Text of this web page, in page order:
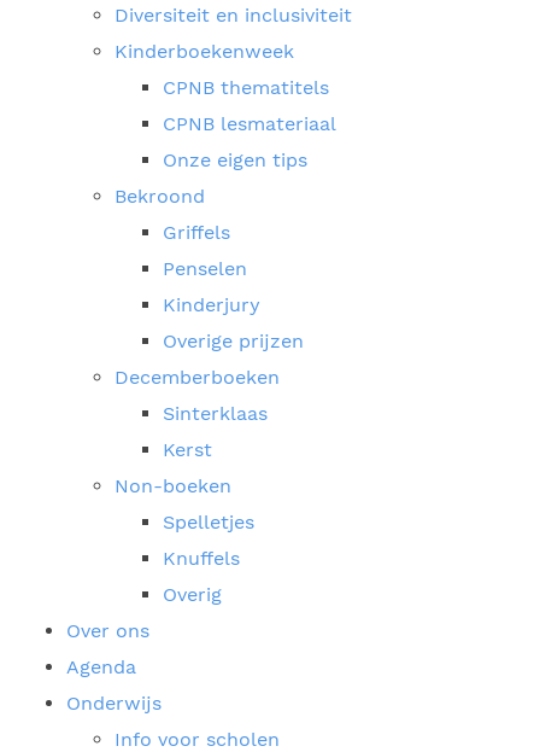
Diversiteit en inclusiviteit
Kinderboekenweek
CPNB thematitels
CPNB lesmateriaal
Onze eigen tips
Bekroond
Griffels
Penselen
Kinderjury
Overige prijzen
Decemberboeken
Sinterklaas
Kerst
Non-boeken
Spelletjes
Knuffels
Overig
Over ons
Agenda
Onderwijs
Info voor scholen